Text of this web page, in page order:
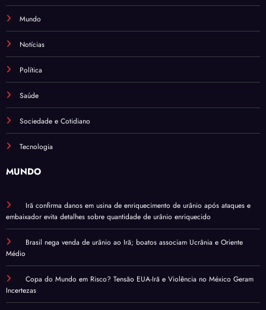
Mundo
Notícias
Política
Saúde
Sociedade e Cotidiano
Tecnologia
MUNDO
Irã confirma danos em usina de enriquecimento de urânio após ataques e
embaixador evita detalhes sobre quantidade de urânio enriquecido
Brasil nega venda de urânio ao Irã; boatos associam Ucrânia e Oriente
Médio
Copa do Mundo em Risco? Tensão EUA-Irã e Violência no México Geram
Incertezas